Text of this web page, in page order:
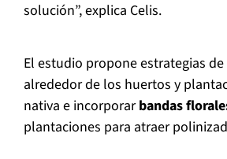
solución”, explica Celis.
El estudio propone estrategias
alrededor de los huertos y
nativa e incorporarbandas
plantaciones para atraer